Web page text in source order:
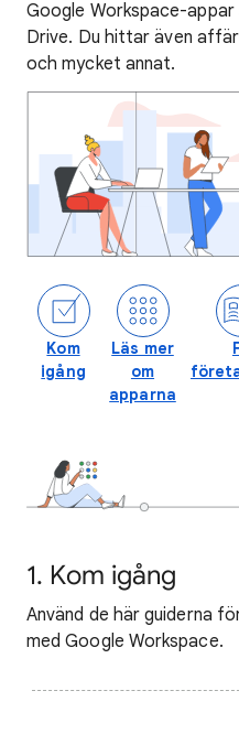
Google Workspace-
Drive. Du hittar även
och mycket annat.
Kom
igång
Läs mer
om
apparna
1. Kom igång
Använd de här guiderna
med Google Workspace.